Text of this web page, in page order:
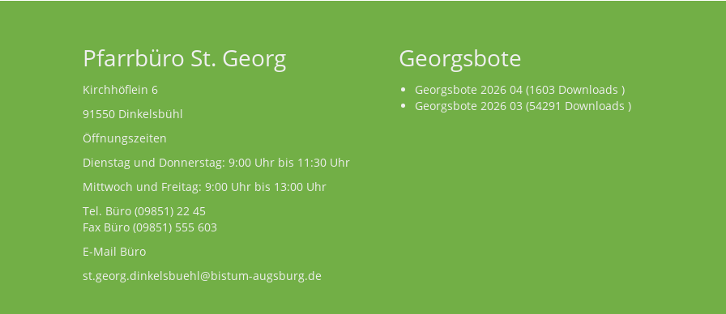
Pfarrbüro St. Georg
Kirchhöflein 6
91550 Dinkelsbühl
Öffnungszeiten
Dienstag und Donnerstag: 9:00 Uhr bis 11:30 Uhr
Mittwoch und Freitag: 9:00 Uhr bis 13:00 Uhr
Tel. Büro (09851) 22 45
Fax Büro (09851) 555 603
E-Mail Büro
st.georg.dinkelsbuehl@bistum-augsburg.de
Georgsbote
Georgsbote 2026 04 (1603 Downloads )
Georgsbote 2026 03 (54291 Downloads )